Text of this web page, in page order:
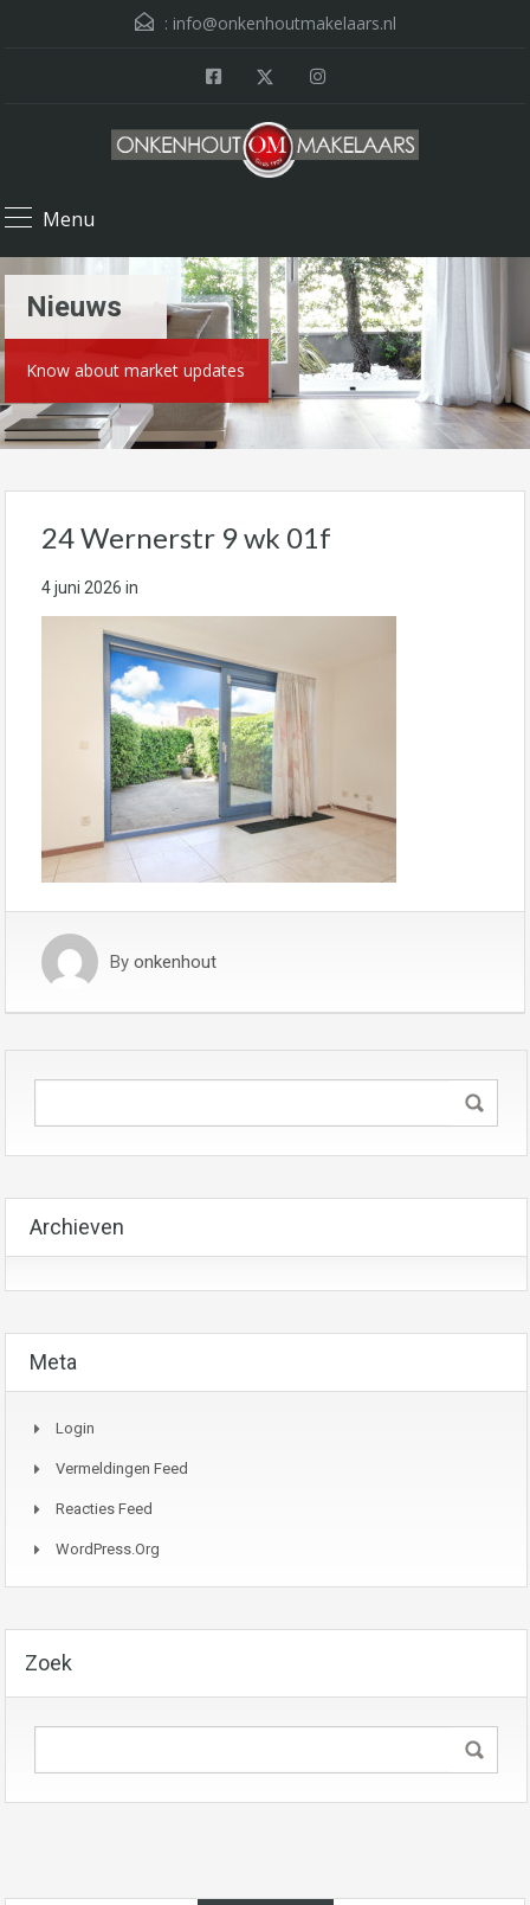
: info@onkenhoutmakelaars.nl
Menu
Nieuws
Know about market updates
24 Wernerstr 9 wk 01f
4 juni 2026 in
By onkenhout
Archieven
Meta
Login
Vermeldingen Feed
Reacties Feed
WordPress.org
Zoek